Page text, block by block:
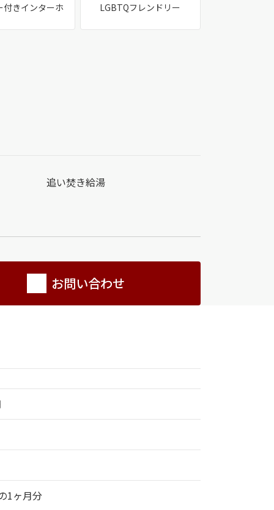
付きインターホ LGBTQフレンドリー
追い焚き給湯
お問い合わせ
1ヶ月分